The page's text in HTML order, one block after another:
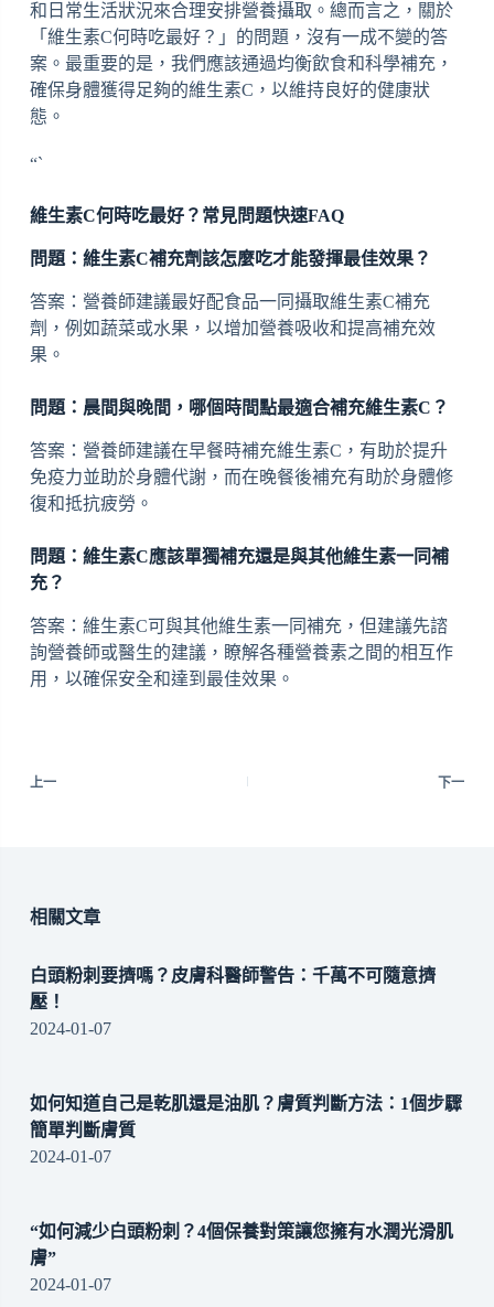
和日常生活狀況來合理安排營養攝取。總而言之，關於
「維生素C何時吃最好？」的問題，沒有一成不變的答
案。最重要的是，我們應該通過均衡飲食和科學補充，
確保身體獲得足夠的維生素C，以維持良好的健康狀
態。
“`
維生素C何時吃最好？常見問題快速FAQ
問題：維生素C補充劑該怎麼吃才能發揮最佳效果？
答案：營養師建議最好配食品一同攝取維生素C補充
劑，例如蔬菜或水果，以增加營養吸收和提高補充效
果。
問題：晨間與晚間，哪個時間點最適合補充維生素C？
答案：營養師建議在早餐時補充維生素C，有助於提升
免疫力並助於身體代謝，而在晚餐後補充有助於身體修
復和抵抗疲勞。
問題：維生素C應該單獨補充還是與其他維生素一同補
充？
答案：維生素C可與其他維生素一同補充，但建議先諮
詢營養師或醫生的建議，瞭解各種營養素之間的相互作
用，以確保安全和達到最佳效果。
上一 下一
相關文章
白頭粉刺要擠嗎？皮膚科醫師警告：千萬不可隨意擠
壓！
2024-01-07
如何知道自己是乾肌還是油肌？膚質判斷方法：1個步驟
簡單判斷膚質
2024-01-07
“如何減少白頭粉刺？4個保養對策讓您擁有水潤光滑肌
膚”
2024-01-07